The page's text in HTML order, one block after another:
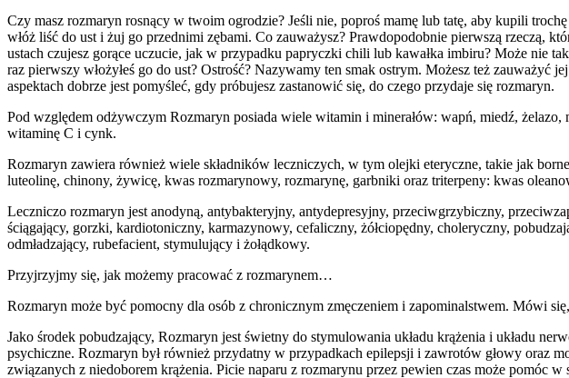
Czy masz rozmaryn rosnący w twoim ogrodzie? Jeśli nie, poproś mamę lub tatę, aby kupili
włóż liść do ust i żuj go przednimi zębami. Co zauważysz? Prawdopodobnie pierwszą rzeczą,
ustach czujesz gorące uczucie, jak w przypadku papryczki chili lub kawałka imbiru? Może nie
raz pierwszy włożyłeś go do ust? Ostrość? Nazywamy ten smak ostrym. Możesz też
aspektach dobrze jest pomyśleć, gdy próbujesz zastanowić się, do czego przydaje się rozmaryn.
Pod względem odżywczym Rozmaryn posiada wiele witamin i minerałów: wapń, miedź,
witaminę C i cynk.
Rozmaryn zawiera również wiele składników leczniczych, w tym olejki eteryczne, takie jak
luteolinę, chinony, żywicę, kwas rozmarynowy, rozmarynę, garbniki oraz triterpeny: kwas
Leczniczo rozmaryn jest anodyną, antybakteryjny, antydepresyjny, przeciwgrzybiczny,
ściągający, gorzki, kardiotoniczny, karmazynowy, cefaliczny, żółciopędny, choleryczny,
odmładzający, rubefacient, stymulujący i żołądkowy.
Przyjrzyjmy się, jak możemy pracować z rozmarynem…
Rozmaryn może być pomocny dla osób z chronicznym zmęczeniem i zapominalstwem. Mówi
Jako środek pobudzający, Rozmaryn jest świetny do stymulowania układu krążenia i układu
psychiczne. Rozmaryn był również przydatny w przypadkach epilepsji i zawrotów głowy oraz
związanych z niedoborem krążenia. Picie naparu z rozmarynu przez pewien czas może pomóc w